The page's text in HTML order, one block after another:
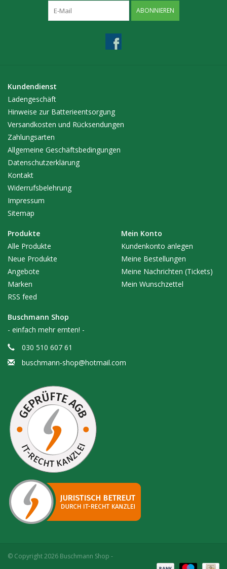
4 St. Tropfenkissen für Dosierkapseln
ABONNIEREN
Kundendienst
Ladengeschäft
Hinweise zur Batterieentsorgung
Versandkosten und Rücksendungen
Zahlungsarten
Allgemeine Geschäftsbedingungen
Datenschutzerklärung
Kontakt
Widerrufsbelehrung
Impressum
Sitemap
Produkte
Alle Produkte
Neue Produkte
Angebote
Marken
RSS feed
Mein Konto
Kundenkonto anlegen
Meine Bestellungen
Meine Nachrichten (Tickets)
Mein Wunschzettel
Buschmann Shop
- einfach mehr ernten! -
030 510 607 61
buschmann-shop@hotmail.com
© Copyright 2026 Buschmann Shop -